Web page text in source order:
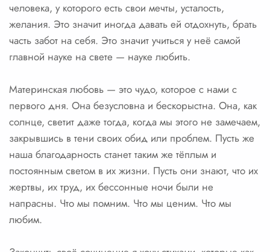
человека, у которого есть свои мечты, усталость,
желания. Это значит иногда давать ей отдохнуть, брать
часть забот на себя. Это значит учиться у неё самой
главной науке на свете — науке любить.
Материнская любовь — это чудо, которое с нами с
первого дня. Она безусловна и бескорыстна. Она, как
солнце, светит даже тогда, когда мы этого не замечаем,
закрывшись в тени своих обид или проблем. Пусть же
наша благодарность станет таким же тёплым и
постоянным светом в их жизни. Пусть они знают, что их
жертвы, их труд, их бессонные ночи были не
напрасны. Что мы помним. Что мы ценим. Что мы
любим.